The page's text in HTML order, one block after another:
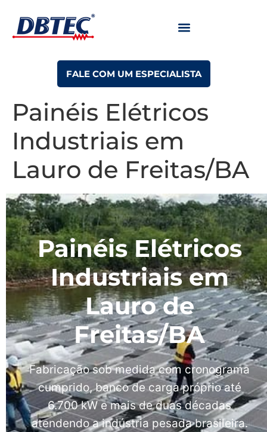
FALE COM UM ESPECIALISTA
Painéis Elétricos
Industriais em
Lauro de Freitas/BA
Painéis Elétricos
Industriais em
Lauro de
Freitas/BA
Fabricação sob medida com cronograma
cumprido, banco de carga próprio até
6.700 kW e mais de duas décadas
atendendo a indústria pesada brasileira.